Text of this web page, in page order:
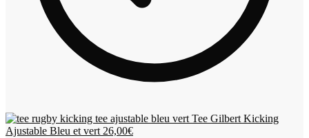
Tee Gilbert Kicking
Ajustable Bleu et vert 26,00€